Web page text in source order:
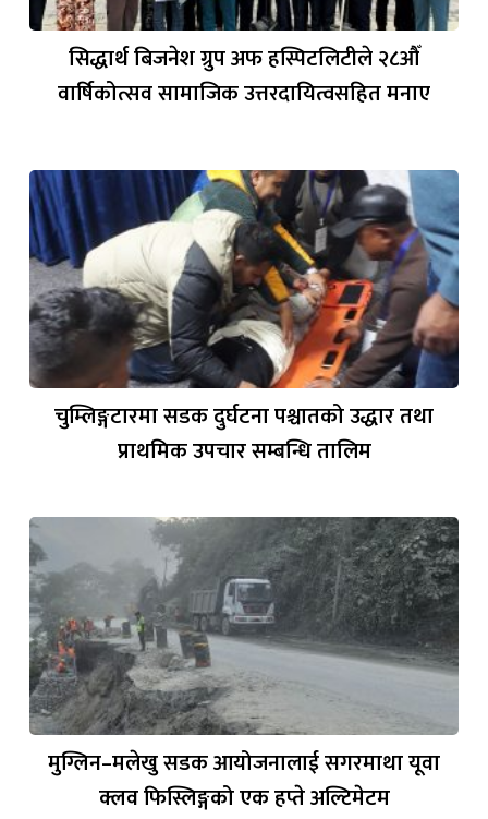
सिद्धार्थ बिजनेश ग्रुप अफ हस्पिटलिटीले २८औँ
वार्षिकोत्सव सामाजिक उत्तरदायित्वसहित मनाए
चुम्लिङ्गटारमा सडक दुर्घटना पश्चातको उद्धार तथा
प्राथमिक उपचार सम्बन्धि तालिम
मुग्लिन–मलेखु सडक आयोजनालाई सगरमाथा यूवा
क्लव फिस्लिङ्गको एक हप्ते अल्टिमेटम